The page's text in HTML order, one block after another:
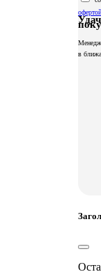
офертой
в